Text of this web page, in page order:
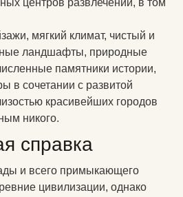
центров развлечений, в том
мягкий климат, чистый и
ландшафты, природные
памятники истории,
в сочетании с развитой
красивейших городов
никого.
справка
и всего примыкающего
цивилизации, однако